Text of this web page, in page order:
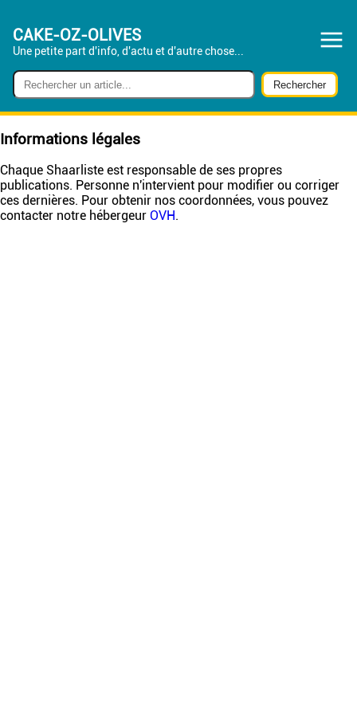
CAKE-OZ-OLIVES
Une petite part d'info, d'actu et d'autre chose...
Informations légales
Chaque Shaarliste est responsable de ses propres
publications. Personne n'intervient pour modifier ou corriger
ces dernières. Pour obtenir nos coordonnées, vous pouvez
contacter notre hébergeur OVH.